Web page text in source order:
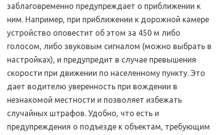
заблаговременно предупреждает о приближении к
ним. Например, при приближении к дорожной камере
устройство оповестит об этом за 450 м либо
голосом, либо звуковым сигналом (можно выбрать в
настройках), и предупредит в случае превышения
скорости при движении по населенному пункту. Это
дает водителю уверенность при вождении в
незнакомой местности и позволяет избежать
случайных штрафов. Удобно, что есть и
предупреждения о подъезде к объектам, требующим